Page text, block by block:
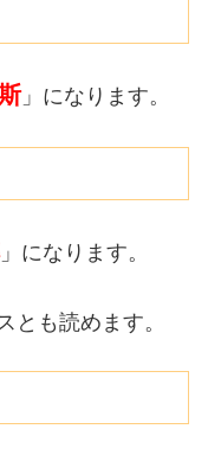
」になります。
」になります。
も読めます。